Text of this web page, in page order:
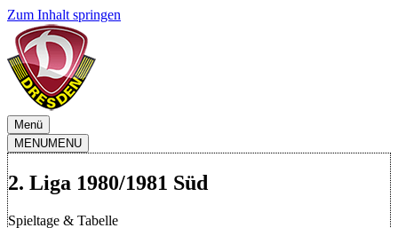
Zum Inhalt springen
Menü
MENUMENU
2. Liga 1980/1981 Süd
Spieltage & Tabelle